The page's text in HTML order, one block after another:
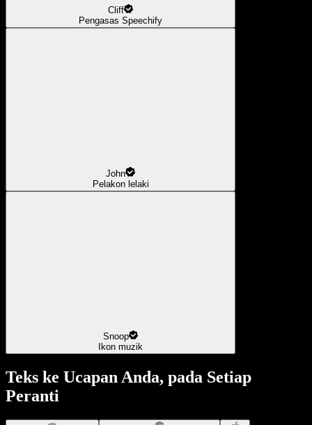
Cliff
Pengasas Speechify
John
Pelakon lelaki
Snoop
Ikon muzik
Teks ke Ucapan Anda, pada Setiap
Peranti